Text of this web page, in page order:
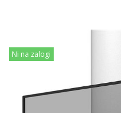
Ni na zalogi